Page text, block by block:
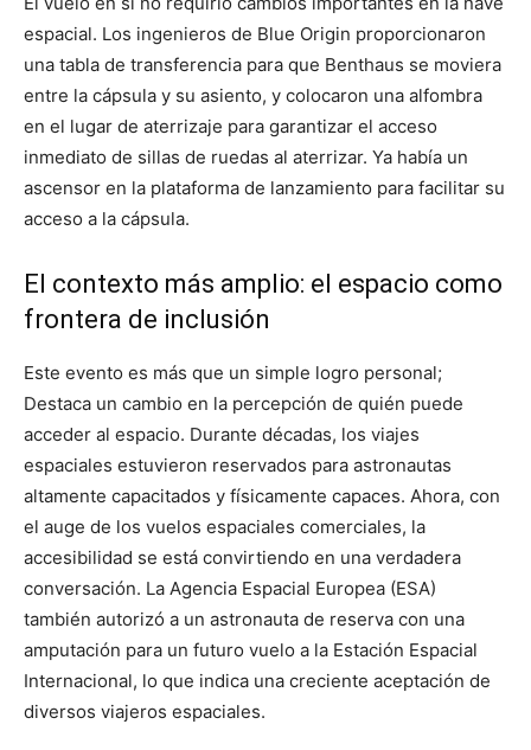
espacial. Los ingenieros de Blue Origin proporcionaron
una tabla de transferencia para que Benthaus se moviera
entre la cápsula y su asiento, y colocaron una alfombra
en el lugar de aterrizaje para garantizar el acceso
inmediato de sillas de ruedas al aterrizar. Ya había un
ascensor en la plataforma de lanzamiento para facilitar su
acceso a la cápsula.
El contexto más amplio: el espacio como
frontera de inclusión
Este evento es más que un simple logro personal;
Destaca un cambio en la percepción de quién puede
acceder al espacio. Durante décadas, los viajes
espaciales estuvieron reservados para astronautas
altamente capacitados y físicamente capaces. Ahora, con
el auge de los vuelos espaciales comerciales, la
accesibilidad se está convirtiendo en una verdadera
conversación. La Agencia Espacial Europea (ESA)
también autorizó a un astronauta de reserva con una
amputación para un futuro vuelo a la Estación Espacial
Internacional, lo que indica una creciente aceptación de
diversos viajeros espaciales.